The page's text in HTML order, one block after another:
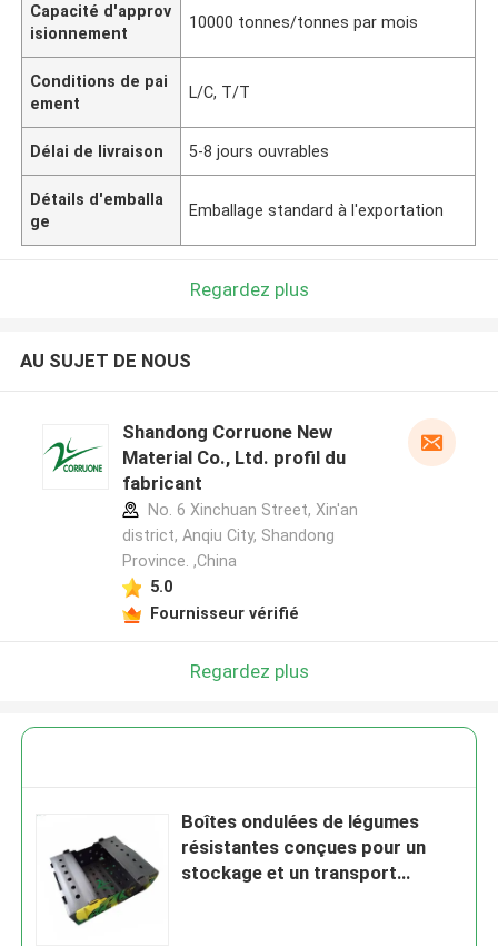
Capacité d'approv
isionnement
10000 tonnes/tonnes par mois
Conditions de pai
ement
L/C, T/T
Délai de livraison 5-8 jours ouvrables
Détails d'emballa
ge
Emballage standard à l'exportation
Regardez plus
AU SUJET DE NOUS
Shandong Corruone New
Material Co., Ltd. profil du
fabricant
No. 6 Xinchuan Street, Xin'an
district, Anqiu City, Shandong
Province. ,China
5.0
Fournisseur vérifié
Regardez plus
Boîtes ondulées de légumes
résistantes conçues pour un
stockage et un transport